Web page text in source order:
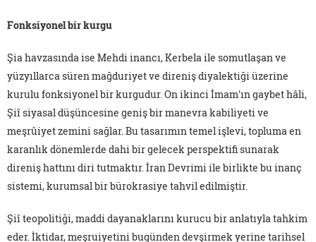
Fonksiyonel bir kurgu
Şia havzasında ise Mehdi inancı, Kerbela ile somutlaşan ve
yüzyıllarca süren mağduriyet ve direniş diyalektiği üzerine
kurulu fonksiyonel bir kurgudur. On ikinci İmam'ın gaybet hâli,
Şiî siyasal düşüncesine geniş bir manevra kabiliyeti ve
meşrûiyet zemini sağlar. Bu tasarımın temel işlevi, topluma en
karanlık dönemlerde dahi bir gelecek perspektifi sunarak
direniş hattını diri tutmaktır. İran Devrimi ile birlikte bu inanç
sistemi, kurumsal bir bürokrasiye tahvil edilmiştir.
Şiî teopolitiği, maddi dayanaklarını kurucu bir anlatıyla tahkim
eder. İktidar, meşruiyetini bugünden devşirmek yerine tarihsel